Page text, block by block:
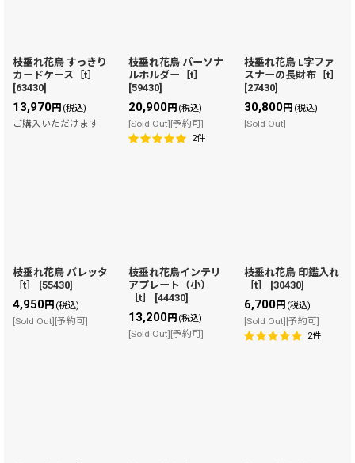
枝垂れ花鳥 すっきり
カードケース［t］
[63430]
13,970円 (税込)
ご購入いただけます
枝垂れ花鳥 パーソナ
ルホルダー［t］
[59430]
20,900円 (税込)
[Sold Out][予約可]
2件
枝垂れ花鳥 L字ファ
スナーの長財布［t］
[27430]
30,800円 (税込)
[Sold Out]
枝垂れ花鳥 バレッタ
［t］
[55430]
4,950円 (税込)
[Sold Out][予約可]
枝垂れ花鳥インテリ
アプレート（小）
［t］
[44430]
13,200円 (税込)
[Sold Out][予約可]
枝垂れ花鳥 印鑑入れ
［t］
[30430]
6,700円 (税込)
[Sold Out][予約可]
2件